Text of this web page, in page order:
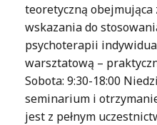
teoretyczną obejmująca
wskazania do
psychoterapii
warsztatową –
Sobota: 9:30-18:00
seminarium i
jest z pełnym